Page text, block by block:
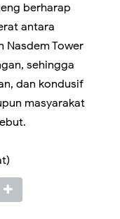
berharap
antara
Nasdem Tower
sehingga
dan kondusif
masyarakat